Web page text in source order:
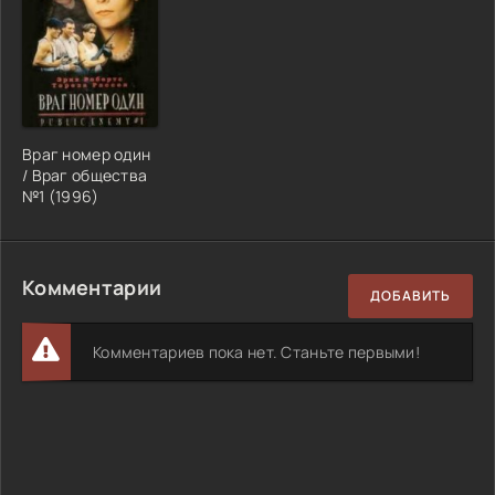
Враг номер один
/ Враг общества
№1 (1996)
Комментарии ДОБАВИТЬ
Комментариев пока нет. Станьте первыми!